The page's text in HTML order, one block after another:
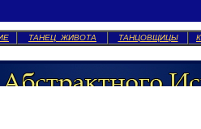
ТАНЕЦ ЖИВОТА ТАНЦОВЩИЦЫ